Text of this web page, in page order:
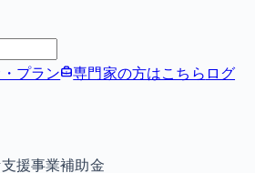
プラン 専門家の方はこちら ログ
援事業補助金